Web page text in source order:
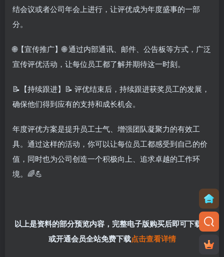
结会议或者公司年会上进行，让评优成为年度盛事的一部
分。
🌐【宣传推广】🌐 通过内部通讯、邮件、公告板等方式，广泛
宣传评优活动，让每位员工都了解并期待这一时刻。
📝【持续跟进】📝 评优结束后，持续跟进获奖员工的发展，
确保他们得到应有的支持和成长机会。
年度评优方案是提升员工士气、增强团队凝聚力的有效工
具。通过这样的活动，你可以让每位员工都感受到自己的价
值，同时也为公司创造一个积极向上、追求卓越的工作环
境。🌈💪
以上是资料的部分预览内容，完整电子版购买后即可下载，
或开通会员全站免费下载点击查看详情